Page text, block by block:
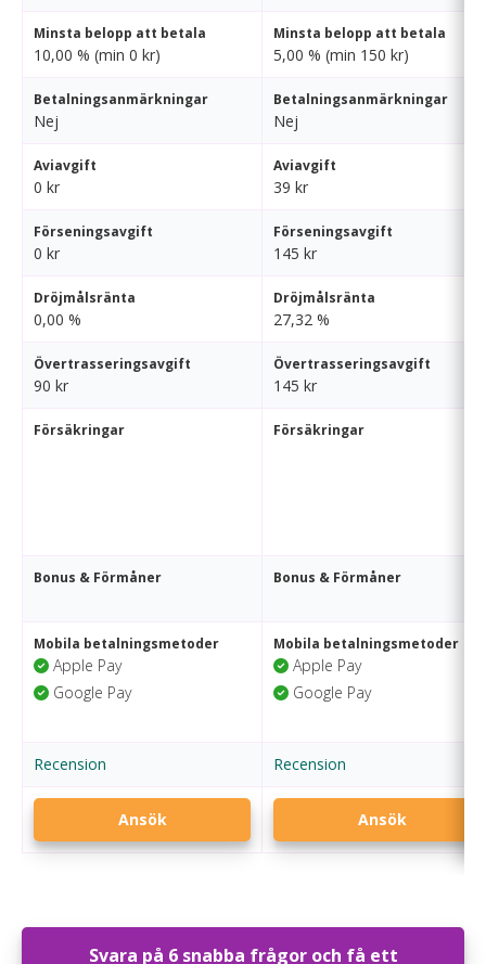
Minsta belopp att betala
10,00 % (min 0 kr)
Minsta belopp att betala
5,00 % (min 150 kr)
Betalningsanmärkningar
Nej
Betalningsanmärkningar
Nej
Aviavgift
0 kr
Aviavgift
39 kr
Förseningsavgift
0 kr
Förseningsavgift
145 kr
Dröjmålsränta
0,00 %
Dröjmålsränta
27,32 %
Övertrasseringsavgift
90 kr
Övertrasseringsavgift
145 kr
Försäkringar Försäkringar
Bonus & Förmåner Bonus & Förmåner
Mobila betalningsmetoder
Apple Pay
Google Pay
Mobila betalningsmetoder
Apple Pay
Google Pay
Recension Recension
Ansök Ansök
Svara på 6 snabba frågor och få ett